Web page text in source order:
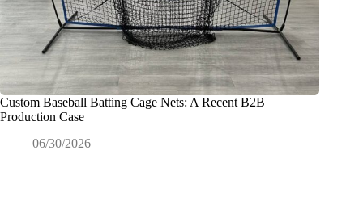
Custom Baseball Batting Cage Nets: A Recent B2B
Production Case
06/30/2026